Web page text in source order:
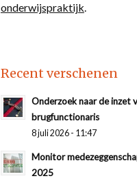
onderwijspraktijk
Recent verschenen
Onderzoek naar de inzet
brugfunctionaris
8 juli 2026 - 11:47
Monitor
2025